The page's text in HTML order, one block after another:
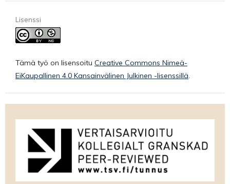
Lisenssi
Tämä työ on lisensoitu Creative Commons Nimeä-
EiKaupallinen 4.0 Kansainvälinen Julkinen -lisenssillä.